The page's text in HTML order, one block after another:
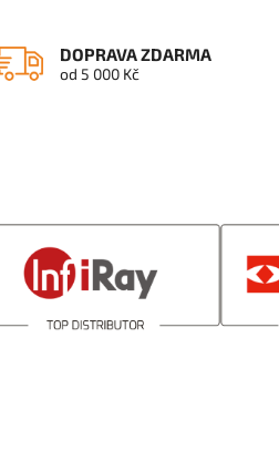
DOPRAVA ZDARMA
od 5 000 Kč